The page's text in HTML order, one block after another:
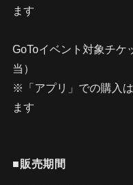
ます
GoToイベント対象チケ
当）
※「アプリ」での購入
ます
■販売期間